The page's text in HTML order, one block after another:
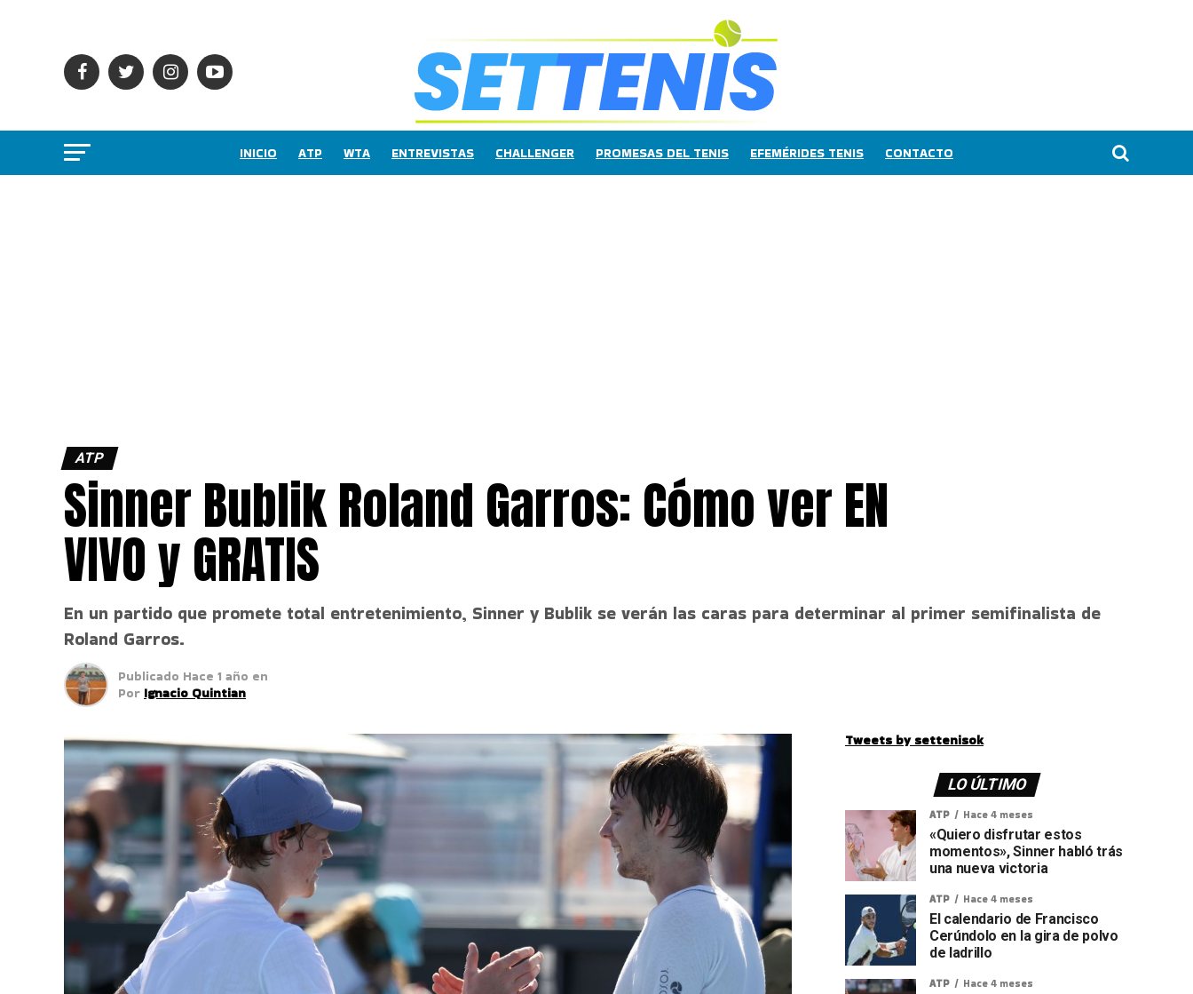
INICIO ATP WTA ENTREVISTAS CHALLENGER PROMESAS DEL TENIS EFEMÉRIDES TENIS CONTACTO
ATP
Sinner Bublik Roland Garros: Cómo ver EN
VIVO y GRATIS
En un partido que promete total entretenimiento, Sinner y Bublik se verán las caras para determinar al primer semifinalista de
Roland Garros.
Publicado Hace 1 año en
Por Ignacio Quintian
Tweets by settenisok
LO ÚLTIMO
ATP Hace 4 meses
«Quiero disfrutar estos
momentos», Sinner habló trás
una nueva victoria
ATP Hace 4 meses
El calendario de Francisco
Cerúndolo en la gira de polvo
de ladrillo
ATP Hace 4 meses